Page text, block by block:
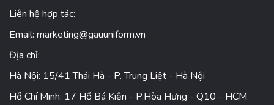
Liên hệ hợp tác:
Email: marketing@gauuniform.vn
Địa chỉ:
Hà Nội: 15/41 Thái Hà - P. Trung Liệt - Hà Nội
Hồ Chí Minh: 17 Hồ Bá Kiện - P.Hòa Hưng - Q10 - HCM